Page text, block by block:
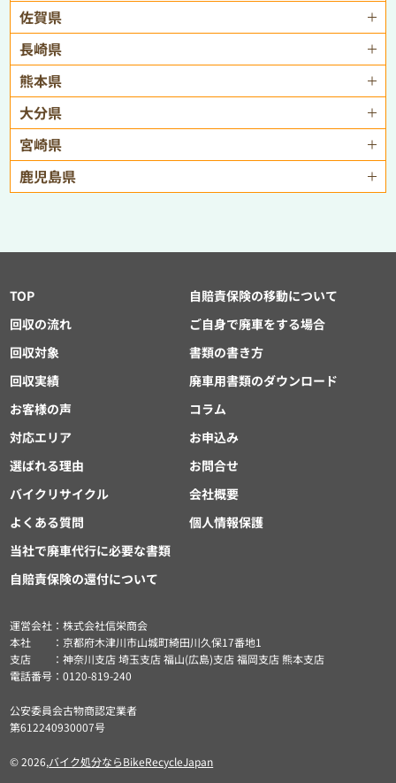
佐賀県
長崎県
熊本県
大分県
宮崎県
鹿児島県
TOP
回収の流れ
回収対象
回収実績
お客様の声
対応エリア
選ばれる理由
バイクリサイクル
よくある質問
当社で廃車代行に必要な書類
自賠責保険の還付について
自賠責保険の移動について
ご自身で廃車をする場合
書類の書き方
廃車用書類のダウンロード
コラム
お申込み
お問合せ
会社概要
個人情報保護
運営会社：株式会社信栄商会
本社 ：京都府木津川市山城町綺田川久保17番地1
支店 ：神奈川支店 埼玉支店 福山(広島)支店 福岡支店 熊本支店
電話番号：0120-819-240
公安委員会古物商認定業者
第612240930007号
© 2026,バイク処分ならBikeRecycleJapan